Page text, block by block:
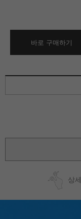
바로 구매하기
상